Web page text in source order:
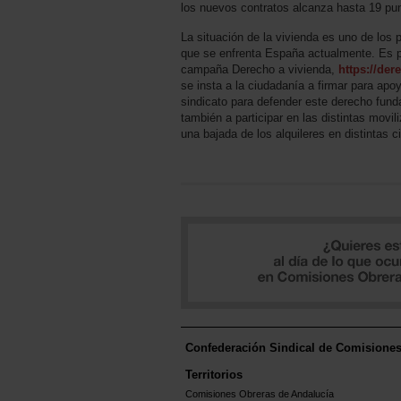
los nuevos contratos alcanza hasta 19
La situación de la vivienda es uno de los
que se enfrenta España actualmente. Es
campaña Derecho a vivienda, https://
se insta a la ciudadanía a firmar para
sindicato para defender este derecho
también a participar en las distintas
una bajada de los alquileres en distintas
Confederación Sindical de
Territorios
Comisiones Obreras de Andalucía